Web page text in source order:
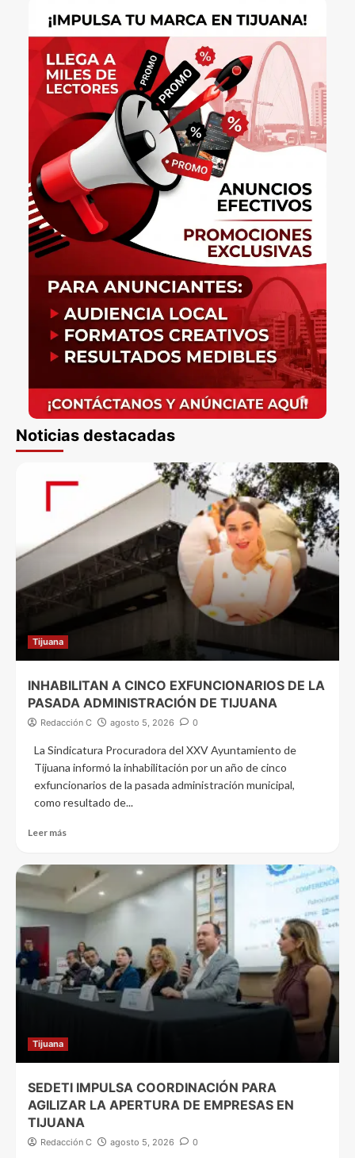
Noticias destacadas
Tijuana
INHABILITAN A CINCO EXFUNCIONARIOS DE LA
PASADA ADMINISTRACIÓN DE TIJUANA
Redacción C agosto 5, 2026 0
La Sindicatura Procuradora del XXV Ayuntamiento de
Tijuana informó la inhabilitación por un año de cinco
exfuncionarios de la pasada administración municipal,
como resultado de...
Leer más
Tijuana
SEDETI IMPULSA COORDINACIÓN PARA
AGILIZAR LA APERTURA DE EMPRESAS EN
TIJUANA
Redacción C agosto 5, 2026 0